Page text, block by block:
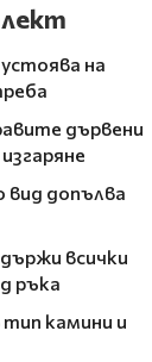
на
дървени
вид допълва
всички
ръка
камини и